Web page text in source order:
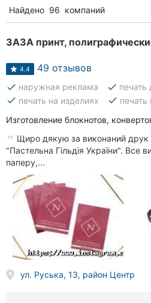
Найдено 96 компаний
4.4 49 отзывов
done наружная реклама done печать
done печать на изделиях done печать
Изготовление блокнотов,
Щиро дякую за виконаний друк
"Пастельна Гільдія України". Все
паперу,...
ул. Руська, 13, район Центр